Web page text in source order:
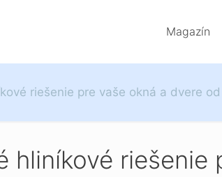
Magazín
riešenie pre vaše okná a dvere
hliníkové riešenie